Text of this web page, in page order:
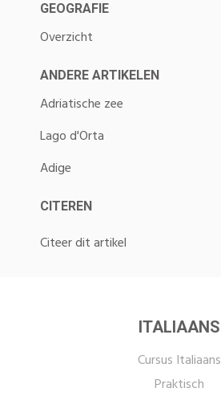
GEOGRAFIE
Overzicht
ANDERE ARTIKELEN
Adriatische zee
Lago d'Orta
Adige
CITEREN
Citeer dit artikel
ITALIAANS
Cursus Italiaans
Praktisch